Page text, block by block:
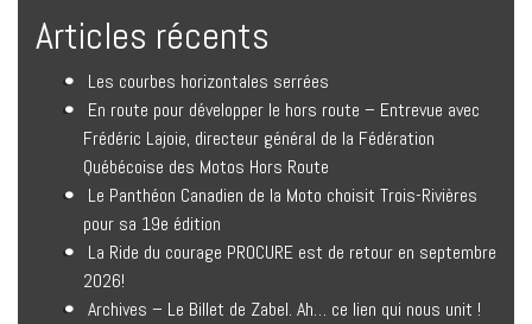
Articles récents
Les courbes horizontales serrées
En route pour développer le hors route – Entrevue avec
Frédéric Lajoie, directeur général de la Fédération
Québécoise des Motos Hors Route
Le Panthéon Canadien de la Moto choisit Trois-Rivières
pour sa 19e édition
La Ride du courage PROCURE est de retour en septembre
2026!
Archives – Le Billet de Zabel. Ah… ce lien qui nous unit !